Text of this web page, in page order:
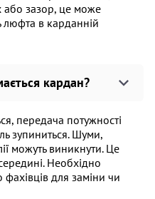
або зазор, це може
люфта в карданній
кардан?
передача потужності
зупиниться. Шуми,
можуть виникнути. Це
Необхідно
для заміни чи